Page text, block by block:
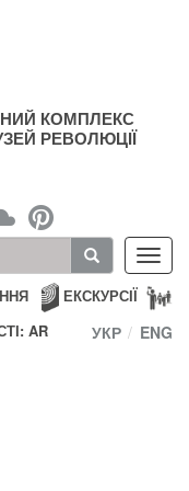
КОМПЛЕКС
РЕВОЛЮЦІЇ
ЕКСКУРСІЇ
AR
УКР ENG